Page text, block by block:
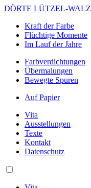
DÖRTE LÜTZEL-WALZ
Kraft der Farbe
Flüchtige Momente
Im Lauf der Jahre
Farbverdichtungen
Übermalungen
Bewegte Spuren
Auf Papier
Vita
Ausstellungen
Texte
Kontakt
Datenschutz